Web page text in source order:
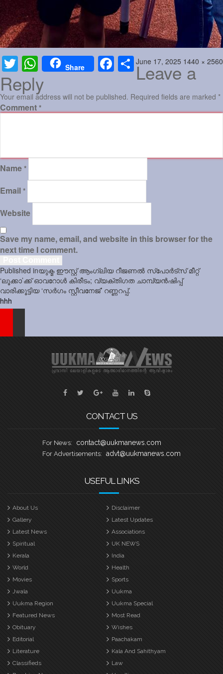
Twitter WhatsAppShare Facebook
Share
Posted
June 17, 2025 Full
size
1440 × 2560
Leave a
Reply
Your email address will not be published. Required fields are marked *
Comment *
Name *
Email *
Website
Save my name, email, and website in this browser for the
next time I comment.
Post
navigation
Published inയുക്മ ഈസ്റ്റ് ആംഗ്ലിയ റീജണൽ സ്പോർട്സ് മീറ്റ്
‘ലൂക്കാ’ക്ക് ഓവറോൾ കിരീടം; വ്യക്തിഗത ചാമ്പ്യൻഷിപ്പ്
വാരിക്കൂട്ടിയ ‘സർഗം സ്റ്റീവനേജ്’ റണ്ണറപ്പ്.
hhh
CONTACT US
For News: contact@uukmanews.com
For Advertisements: advt@uukmanews.com
USEFUL LINKS
About Us
Disclaimer
Gallery
Latest Updates
Latest News
Associations
Spiritual
UK NEWS
Kerala
India
World
Health
Movies
Sports
Jwala
Uukma
Uukma Region
Uukma Special
Featured News
Most Read
Obituary
Wishes
Editorial
Paachakam
Literature
Kala And Sahithyam
Classifieds
Law